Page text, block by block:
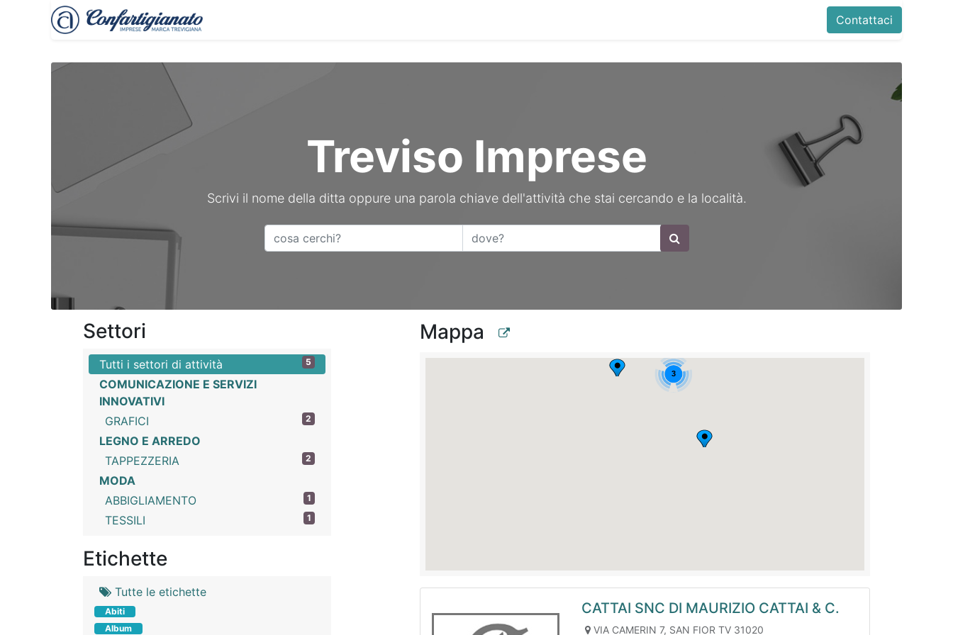
Contattaci
Treviso Imprese
Scrivi il nome della ditta oppure una parola chiave dell'attività che stai cercando e la località.
Settori
5
Tutti i settori di attività
COMUNICAZIONE E SERVIZI
INNOVATIVI
2
GRAFICI
LEGNO E ARREDO
2
TAPPEZZERIA
MODA
1
ABBIGLIAMENTO
1
TESSILI
Etichette
Tutte le etichette
Abiti
Album
Mappa
CATTAI SNC DI MAURIZIO CATTAI & C.
VIA CAMERIN 7, SAN FIOR TV 31020